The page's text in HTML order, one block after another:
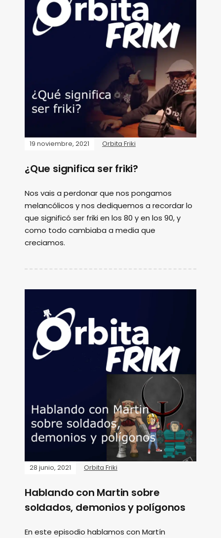
19 noviembre, 2021 Orbita Friki
¿Que significa ser friki?
Nos vais a perdonar que nos pongamos
melancólicos y nos dediquemos a recordar lo
que significó ser friki en los 80 y en los 90, y
como todo cambiaba a media que
creciamos.
28 junio, 2021 Orbita Friki
Hablando con Martin sobre
soldados, demonios y polígonos
En este episodio hablamos con Martín